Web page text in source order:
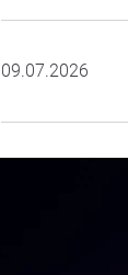
09.07.2026